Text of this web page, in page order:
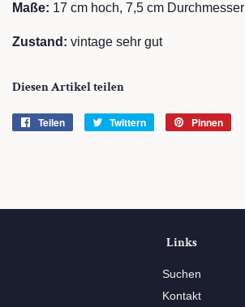
Maße: 17 cm hoch, 7,5 cm Durchmesser
Zustand: vintage sehr gut
Diesen Artikel teilen
Teilen Twittern Pinnen
Links
Suchen
Kontakt